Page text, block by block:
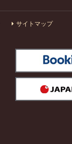
サイトマップ